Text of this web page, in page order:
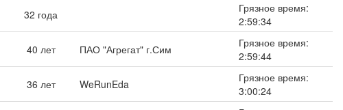
32 года
Грязное время:
2:59:34
40 лет ПАО "Агрегат" г.Сим
Грязное время:
2:59:44
36 лет WeRunEda
Грязное время:
3:00:24